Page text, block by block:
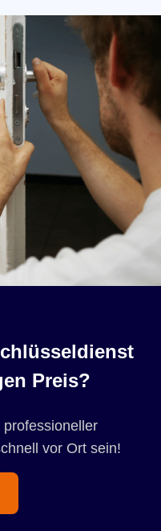
Preis?
vor Ort sein!